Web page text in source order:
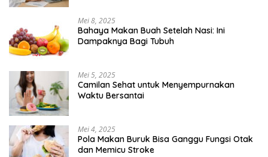
Mei 8, 2025
Bahaya Makan Buah Setelah Nasi: Ini
Dampaknya Bagi Tubuh
Mei 5, 2025
Camilan Sehat untuk Menyempurnakan
Waktu Bersantai
Mei 4, 2025
Pola Makan Buruk Bisa Ganggu Fungsi Otak
dan Memicu Stroke